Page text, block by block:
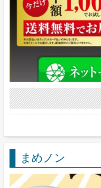
まめノン